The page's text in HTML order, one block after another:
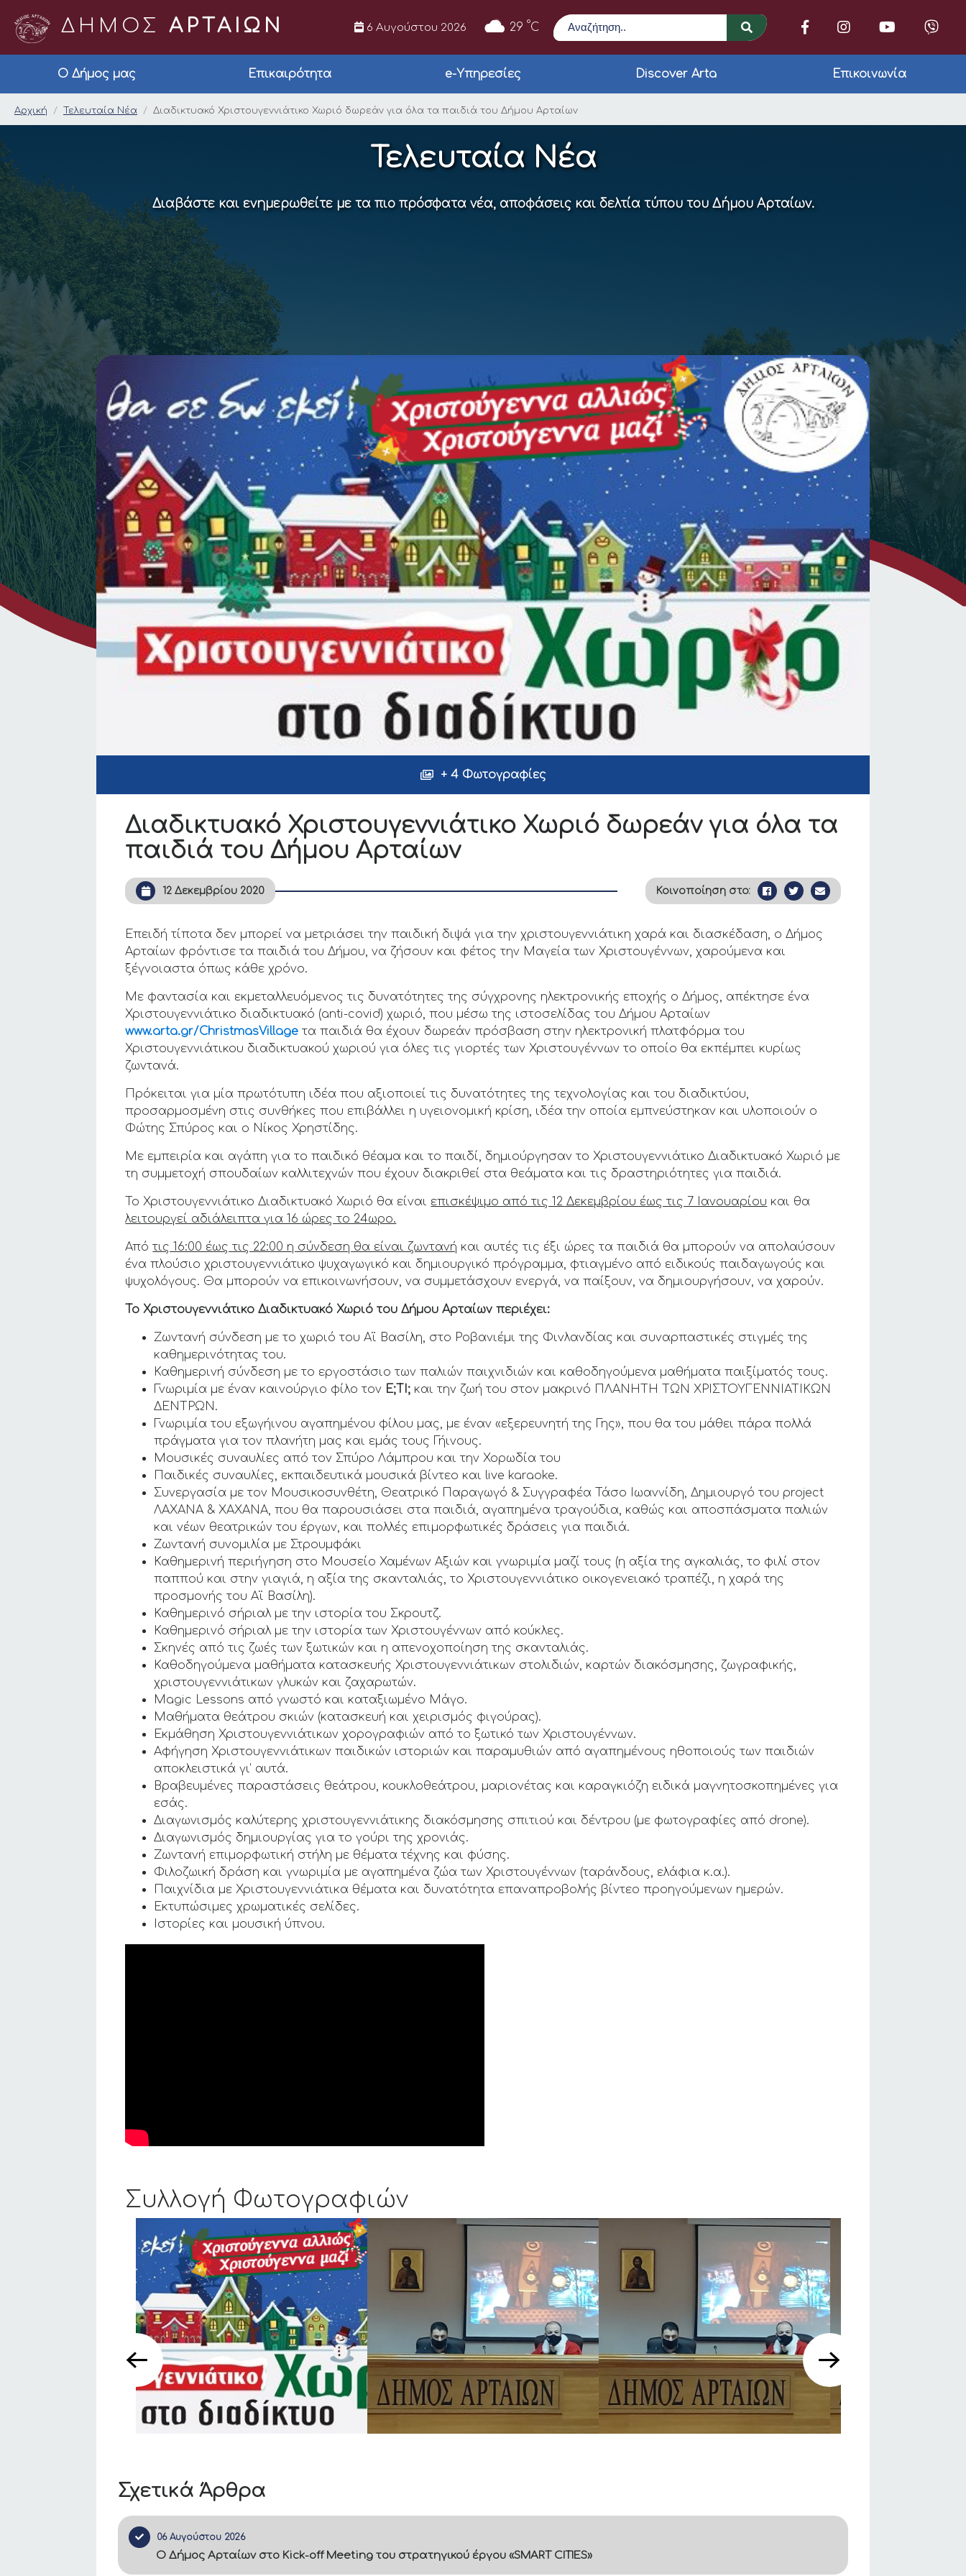
ΔΗΜΟΣ ΑΡΤΑΙΩΝ 6 Αυγούστου 2026 29 °C
Αναζήτηση
Ο Δήμος μας Επικαιρότητα e-Υπηρεσίες Discover Arta Επικοινωνία
Διαδικτυακό Χριστουγεννιάτικο Χωριό δωρεάν για όλα τα
Αρχική Τελευταία Νέα Διαδικτυακό Χριστουγεννιάτικο Χωριό δωρεάν για όλα τα παιδιά του Δήμου Αρταίων
Τελευταία Νέα
Διαβάστε και ενημερωθείτε με τα πιο πρόσφατα νέα, αποφάσεις και δελτία τύπου του Δήμου Αρταίων.
Σχετικά Άρθρα
06 Αυγούστου 2026
Ο Δήμος Αρταίων στο Kick-off Meeting του στρατηγικού έργου «SMART CITIES»
+ 4 Φωτογραφίες
Διαδικτυακό Χριστουγεννιάτικο Χωριό δωρεάν για όλα τα
παιδιά του Δήμου Αρταίων
12 Δεκεμβρίου 2020 Κοινοποίηση στο:
Επειδή τίποτα δεν μπορεί να μετριάσει την παιδική διψά για την χριστουγεννιάτικη χαρά και διασκέδαση, ο Δήμος
Αρταίων φρόντισε τα παιδιά του Δήμου, να ζήσουν και φέτος την Μαγεία των Χριστουγέννων, χαρούμενα και
ξέγνοιαστα όπως κάθε χρόνο.
Με φαντασία και εκμεταλλευόμενος τις δυνατότητες της σύγχρονης ηλεκτρονικής εποχής ο Δήμος, απέκτησε ένα
Χριστουγεννιάτικο διαδικτυακό (anti-covid) χωριό, που μέσω της ιστοσελίδας του Δήμου Αρταίων
www.arta.gr/ChristmasVillage τα παιδιά θα έχουν δωρεάν πρόσβαση στην ηλεκτρονική πλατφόρμα του
Χριστουγεννιάτικου διαδικτυακού χωριού για όλες τις γιορτές των Χριστουγέννων το οποίο θα εκπέμπει κυρίως
ζωντανά.
Πρόκειται για μία πρωτότυπη ιδέα που αξιοποιεί τις δυνατότητες της τεχνολογίας και του διαδικτύου,
προσαρμοσμένη στις συνθήκες που επιβάλλει η υγειονομική κρίση, ιδέα την οποία εμπνεύστηκαν και υλοποιούν ο
Φώτης Σπύρος και ο Νίκος Χρηστίδης.
Με εμπειρία και αγάπη για το παιδικό θέαμα και το παιδί, δημιούργησαν το Χριστουγεννιάτικο Διαδικτυακό Χωριό με
τη συμμετοχή σπουδαίων καλλιτεχνών που έχουν διακριθεί στα θεάματα και τις δραστηριότητες για παιδιά.
Το Χριστουγεννιάτικο Διαδικτυακό Χωριό θα είναι επισκέψιμο από τις 12 Δεκεμβρίου έως τις 7 Ιανουαρίου και θα
λειτουργεί αδιάλειπτα για 16 ώρες το 24ωρο.
Απότις 16:00 έως τις 22:00 η σύνδεση θα είναι ζωντανή και αυτές τις έξι ώρες τα παιδιά θα μπορούν να απολαύσουν
ένα πλούσιο χριστουγεννιάτικο ψυχαγωγικό και δημιουργικό πρόγραμμα, φτιαγμένο από ειδικούς παιδαγωγούς και
ψυχολόγους. Θα μπορούν να επικοινωνήσουν, να συμμετάσχουν ενεργά, να παίξουν, να δημιουργήσουν, να χαρούν.
Το Χριστουγεννιάτικο Διαδικτυακό Χωριό του Δήμου Αρταίων περιέχει:
Ζωντανή σύνδεση με το χωριό του Αϊ Βασίλη, στο Ροβανιέμι της Φινλανδίας και συναρπαστικές στιγμές της
καθημερινότητας του.
Καθημερινή σύνδεση με το εργοστάσιο των παλιών παιχνιδιών και καθοδηγούμενα μαθήματα παιξίματός τους.
Γνωριμία με έναν καινούργιο φίλο τον Ε;ΤΙ; και την ζωή του στον μακρινό ΠΛΑΝΗΤΗ ΤΩΝ ΧΡΙΣΤΟΥΓΕΝΝΙΑΤΙΚΩΝ
ΔΕΝΤΡΩΝ.
Γνωριμία του εξωγήινου αγαπημένου φίλου μας, με έναν «εξερευνητή της Γης», που θα του μάθει πάρα πολλά
πράγματα για τον πλανήτη μας και εμάς τους Γήινους.
Μουσικές συναυλίες από τον Σπύρο Λάμπρου και την Χορωδία του
Παιδικές συναυλίες, εκπαιδευτικά μουσικά βίντεο και live karaoke.
Συνεργασία με τον Μουσικοσυνθέτη, Θεατρικό Παραγωγό & Συγγραφέα Τάσο Ιωαννίδη, Δημιουργό του project
ΛΑΧΑΝΑ & ΧΑΧΑΝΑ, που θα παρουσιάσει στα παιδιά, αγαπημένα τραγούδια, καθώς και αποσπάσματα παλιών
και νέων θεατρικών του έργων, και πολλές επιμορφωτικές δράσεις για παιδιά.
Ζωντανή συνομιλία με Στρουμφάκι
Καθημερινή περιήγηση στο Μουσείο Χαμένων Αξιών και γνωριμία μαζί τους (η αξία της αγκαλιάς, το φιλί στον
παππού και στην γιαγιά, η αξία της σκανταλιάς, το Χριστουγεννιάτικο οικογενειακό τραπέζι, η χαρά της
προσμονής του Αϊ Βασίλη).
Καθημερινό σήριαλ με την ιστορία του Σκρουτζ.
Καθημερινό σήριαλ με την ιστορία των Χριστουγέννων από κούκλες.
Σκηνές από τις ζωές των ξωτικών και η απενοχοποίηση της σκανταλιάς.
Καθοδηγούμενα μαθήματα κατασκευής Χριστουγεννιάτικων στολιδιών, καρτών διακόσμησης, ζωγραφικής,
χριστουγεννιάτικων γλυκών και ζαχαρωτών.
Magic Lessons από γνωστό και καταξιωμένο Μάγο.
Μαθήματα θεάτρου σκιών (κατασκευή και χειρισμός φιγούρας).
Εκμάθηση Χριστουγεννιάτικων χορογραφιών από το ξωτικό των Χριστουγέννων.
Αφήγηση Χριστουγεννιάτικων παιδικών ιστοριών και παραμυθιών από αγαπημένους ηθοποιούς των παιδιών
αποκλειστικά γι’ αυτά.
Βραβευμένες παραστάσεις θεάτρου, κουκλοθεάτρου, μαριονέτας και καραγκιόζη ειδικά μαγνητοσκοπημένες για
εσάς.
Διαγωνισμός καλύτερης χριστουγεννιάτικης διακόσμησης σπιτιού και δέντρου (με φωτογραφίες από drone).
Διαγωνισμός δημιουργίας για το γούρι της χρονιάς.
Ζωντανή επιμορφωτική στήλη με θέματα τέχνης και φύσης.
Φιλοζωική δράση και γνωριμία με αγαπημένα ζώα των Χριστουγέννων (ταράνδους, ελάφια κ.α.).
Παιχνίδια με Χριστουγεννιάτικα θέματα και δυνατότητα επαναπροβολής βίντεο προηγούμενων ημερών.
Εκτυπώσιμες χρωματικές σελίδες.
Ιστορίες και μουσική ύπνου.
Συλλογή Φωτογραφιών